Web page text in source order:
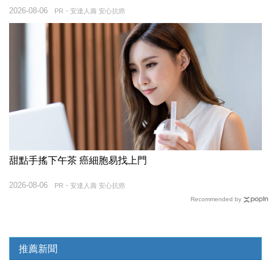
PR・安達人壽 安心抗癌
2026-08-06
甜點手搖下午茶 癌細胞易找上門
PR・安達人壽 安心抗癌
2026-08-06
Recommended by
推薦新聞